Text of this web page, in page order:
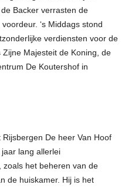
Backer verrasten de
‘s Middags stond
verdiensten voor de
Majesteit de Koning, de
De Koutershof in
De heer Van Hoof
lang allerlei
het beheren van de
de huiskamer. Hij is het